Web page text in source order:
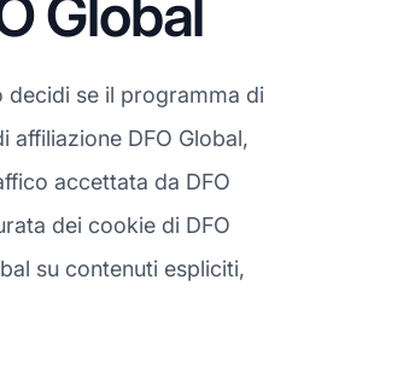
Global
decidi se il programma di
DFO Global,
accettata da DFO
dei cookie di DFO
su contenuti espliciti,